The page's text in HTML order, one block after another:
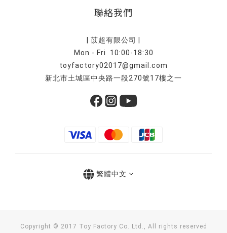
聯絡我們
| 苡超有限公司 |
Mon - Fri 10:00-18:30
toyfactory02017@gmail.com
新北市土城區中央路一段270號17樓之一
繁體中文
Copyright © 2017 Toy Factory Co. Ltd., All rights reserved